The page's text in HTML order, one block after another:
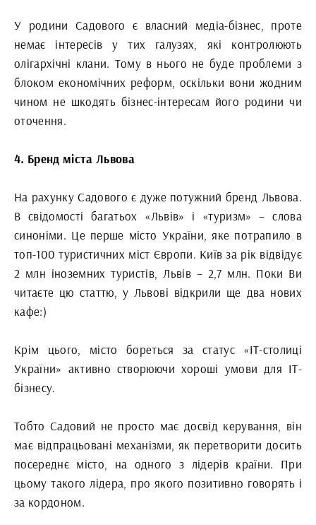
У родини Садового є власний медіа-бізнес, проте
немає інтересів у тих галузях, які контролюють
олігархічні клани. Тому в нього не буде проблеми з
блоком економічних реформ, оскільки вони жодним
чином не шкодять бізнес-інтересам його родини чи
оточення.
4. Бренд міста Львова
На рахунку Садового є дуже потужний бренд Львова.
В свідомості багатьох «Львів» і «туризм» – слова
синоніми. Це перше місто України, яке потрапило в
топ-100 туристичних міст Європи. Київ за рік відвідує
2 млн іноземних туристів, Львів – 2,7 млн. Поки Ви
читаєте цю статтю, у Львові відкрили ще два нових
кафе:)
Крім цього, місто бореться за статус «ІТ-столиці
України» активно створюючи хороші умови для ІТ-
бізнесу.
Тобто Садовий не просто має досвід керування, він
має відпрацьовані механізми, як перетворити досить
посереднє місто, на одного з лідерів країни. При
цьому такого лідера, про якого позитивно говорять і
за кордоном.